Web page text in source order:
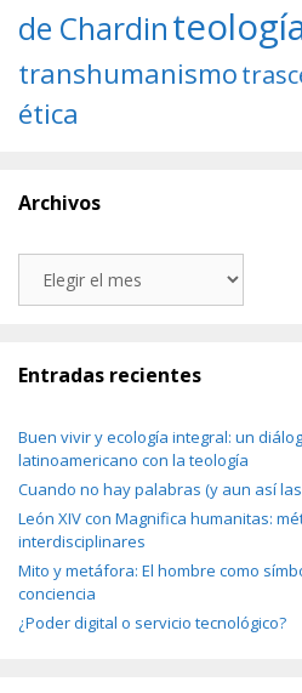
de Chardin
transhumanismo
ética
Archivos
Entradas recientes
Buen vivir y ecología integral: un
latinoamericano con la teología
Cuando no hay palabras (y aun así
León XIV con Magnifica humanitas:
interdisciplinares
Mito y metáfora: El hombre como
conciencia
¿Poder digital o servicio tecnológico?